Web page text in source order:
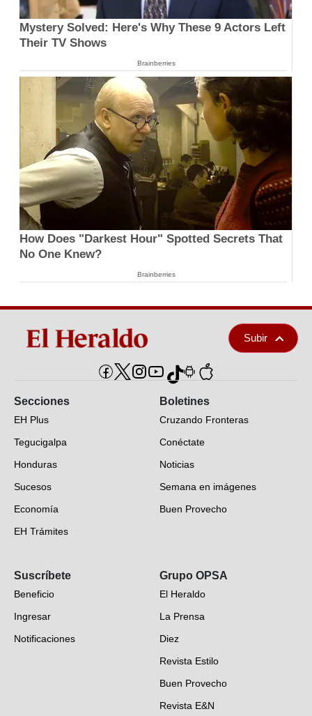
Mystery Solved: Here's Why These 9 Actors Left
Their TV Shows
Brainberries
How Does "Darkest Hour" Spotted Secrets That
No One Knew?
Brainberries
Subir
Secciones
EH Plus
Tegucigalpa
Honduras
Sucesos
Economía
EH Trámites
EH Verifica
Fotogalerías
Deportes
Videos
Boletines
Cruzando Fronteras
Conéctate
Noticias
Semana en imágenes
Buen Provecho
Suscríbete
Beneficio
Ingresar
Notificaciones
Grupo OPSA
El Heraldo
La Prensa
Diez
Revista Estilo
Buen Provecho
Revista E&N